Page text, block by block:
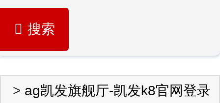
搜索
> ag凯发旗舰厅-凯发k8官网登录